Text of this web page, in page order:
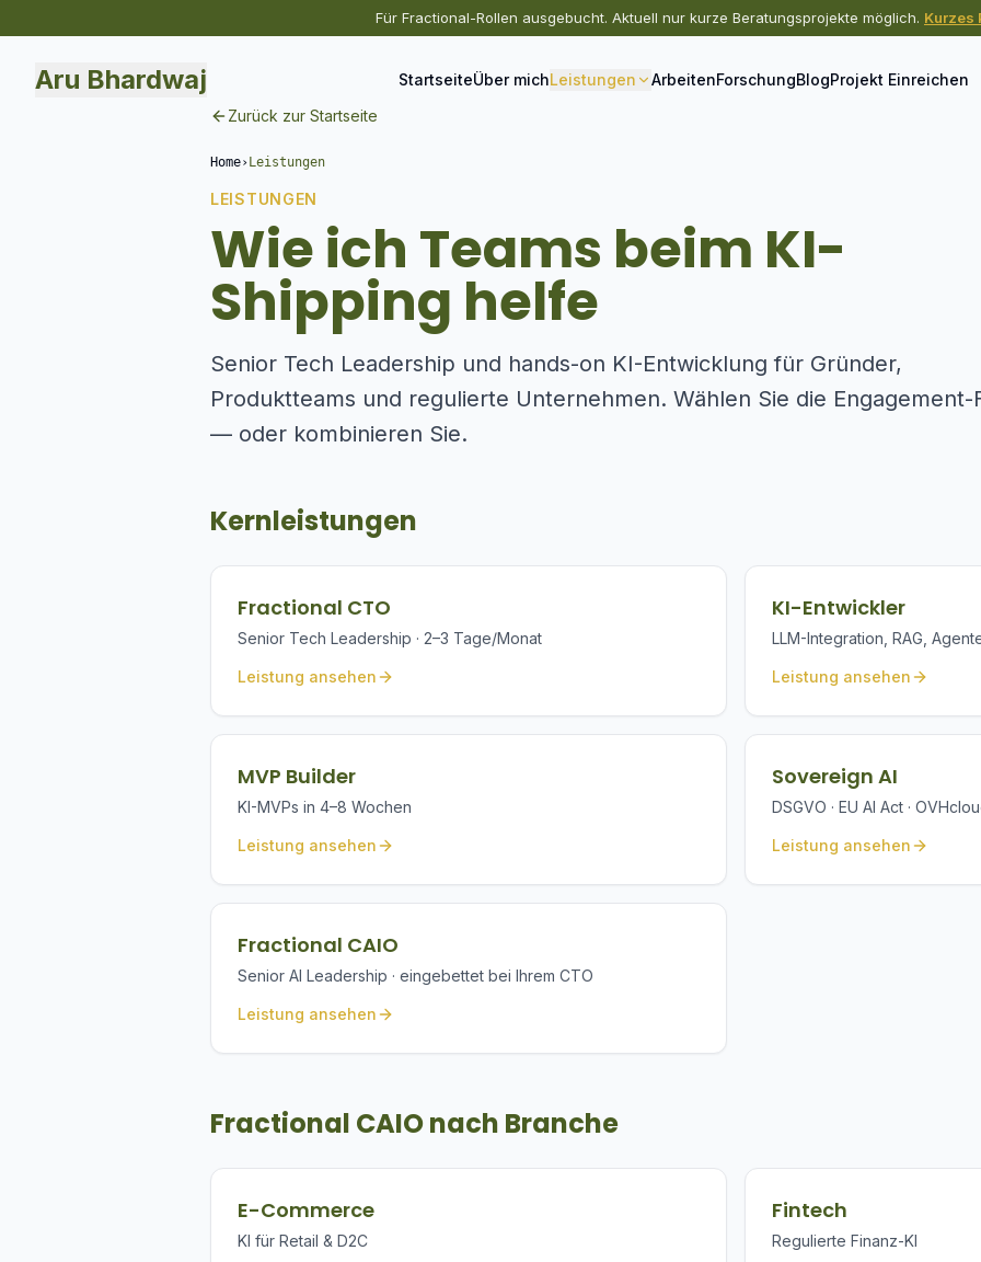
Für Fractional-Rollen ausgebucht. Aktuell nur kurze Beratungsprojekte möglich. Kurzes
Aru Bhardwaj StartseiteÜber michLeistungen ArbeitenForschungBlogProjekt Einreichen
Zurück zur Startseite
Home› Leistungen
LEISTUNGEN
Wie ich Teams beim KI-
Shipping helfe
Senior Tech Leadership und hands-on KI-Entwicklung für Gründer,
Produktteams und regulierte Unternehmen. Wählen Sie die Engagement-
— oder kombinieren Sie.
Kernleistungen
Fractional CTO
Senior Tech Leadership · 2–3 Tage/Monat
Leistung ansehen
KI-Entwickler
LLM-Integration, RAG,
Leistung ansehen
MVP Builder
KI-MVPs in 4–8 Wochen
Leistung ansehen
Sovereign AI
DSGVO · EU AI Act ·
Leistung ansehen
Fractional CAIO
Senior AI Leadership · eingebettet bei Ihrem CTO
Leistung ansehen
Fractional CAIO nach Branche
E-Commerce
KI für Retail & D2C
Fintech
Regulierte Finanz-KI